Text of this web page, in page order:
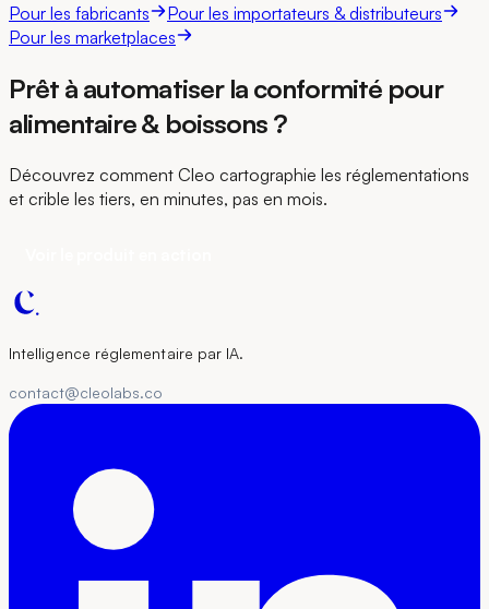
Pour les fabricants
Pour les importateurs & distributeurs
Pour les marketplaces
Prêt à automatiser la conformité pour
alimentaire & boissons ?
Découvrez comment Cleo cartographie les réglementations
et crible les tiers, en minutes, pas en mois.
Intelligence réglementaire par IA.
contact@cleolabs.co